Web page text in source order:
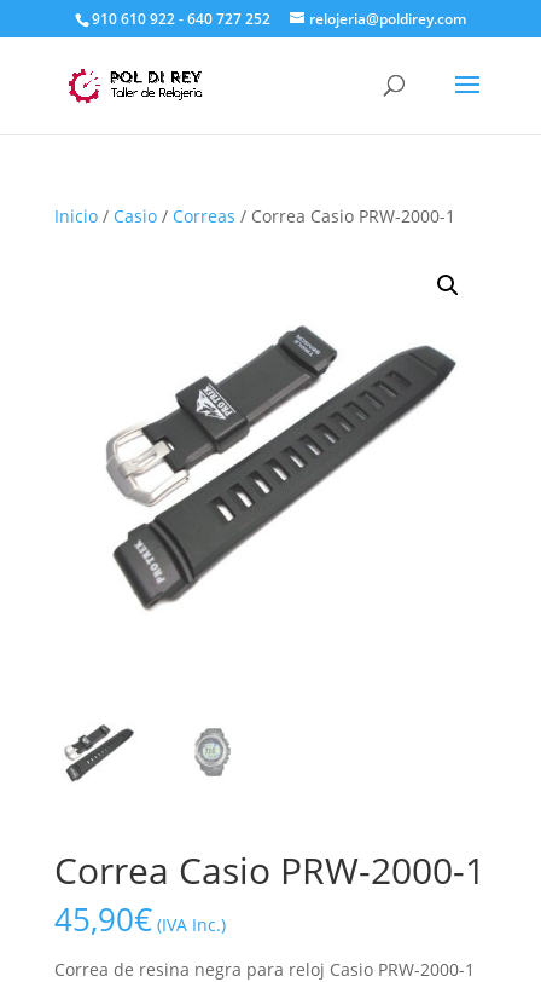
910 610 922 - 640 727 252 relojeria@poldirey.com
Inicio/ Casio/ Correas / Correa Casio PRW-2000-1
Correa Casio PRW-2000-1
45,90€ (IVA Inc.)
Correa de resina negra para reloj Casio PRW-2000-1